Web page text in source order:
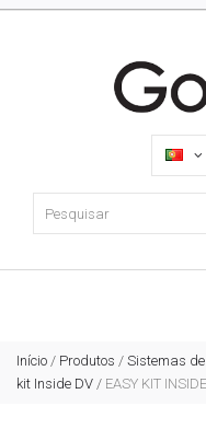
Início / Produtos / Sistemas
kit Inside DV / EASY KIT